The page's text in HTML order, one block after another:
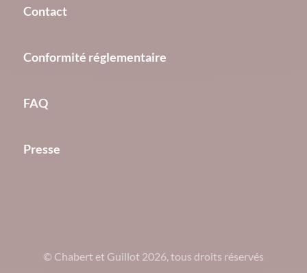
Contact
Conformité réglementaire
FAQ
Presse
© Chabert et Guillot 2026, tous droits réservés